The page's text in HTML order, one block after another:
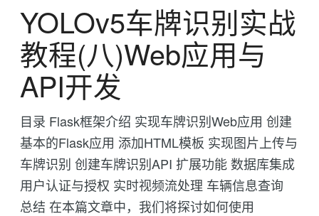
YOLOv5车牌识别实战
教程(八)Web应用与
API开发
目录 Flask框架介绍 实现车牌识别Web应用 创建
基本的Flask应用 添加HTML模板 实现图片上传与
车牌识别 创建车牌识别API 扩展功能 数据库集成
用户认证与授权 实时视频流处理 车辆信息查询
总结 在本篇文章中，我们将探讨如何使用